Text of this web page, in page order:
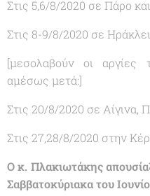
Στις 5,6/8/2020 σε Πάρο
Στις 8-9/8/2020 σε
[μεσολαβούν οι αργίες
αμέσως μετά:]
Στις 20/8/2020 σε Αίγινα,
Στις 27,28/8/2020 στην
Ο κ. Πλακιωτάκης
Σαββατοκύριακα του